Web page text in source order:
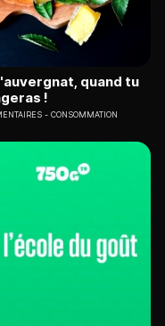
quand tu
!
CONSOMMATION